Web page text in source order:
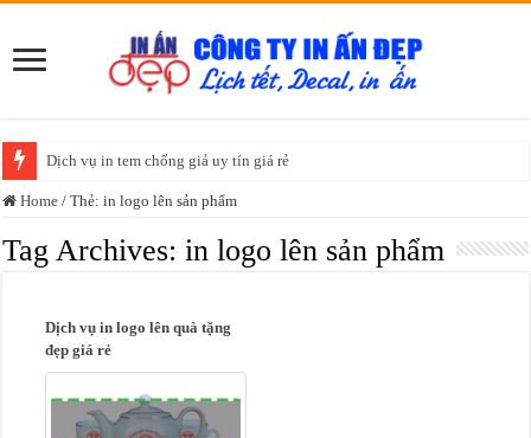
Dịch vụ in tem chống giả uy tín giá rẻ
Home / Thẻ:in logo lên sản phẩm
Tag Archives: in logo lên sản phẩm
Dịch vụ in logo lên quà tặng
đẹp giá rẻ